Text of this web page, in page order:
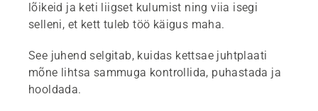
lõikeid ja keti liigset kulumist ning viia isegi
selleni, et kett tuleb töö käigus maha.
See juhend selgitab, kuidas kettsae juhtplaati
mõne lihtsa sammuga kontrollida, puhastada ja
hooldada.